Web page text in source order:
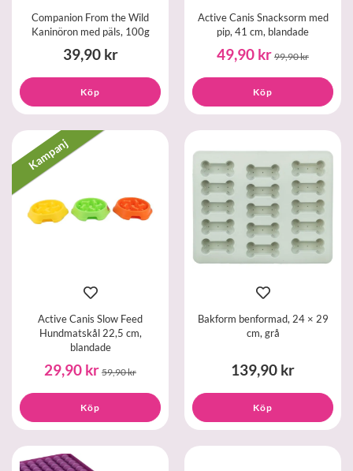
Companion From the Wild
Kaninöron med päls, 100g
39,90 kr
Köp
Active Canis Snacksorm med
pip, 41 cm, blandade
49,90 kr 99,90 kr
Köp
Kampanj
Active Canis Slow Feed
Hundmatskål 22,5 cm,
blandade
29,90 kr 59,90 kr
Köp
Bakform benformad, 24 × 29
cm, grå
139,90 kr
Köp